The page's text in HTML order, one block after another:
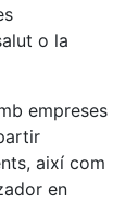
o la
empreses
així com
en